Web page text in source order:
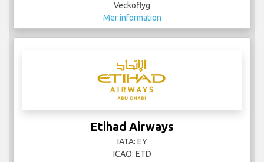
Veckoflyg
Mer information
Etihad Airways
IATA: EY
ICAO: ETD